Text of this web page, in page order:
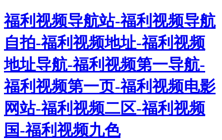
福利视频导航站-福利视频导航
自拍-福利视频地址-福利视频
地址导航-福利视频第一导航-
福利视频第一页-福利视频电影
网站-福利视频二区-福利视频
国-福利视频九色